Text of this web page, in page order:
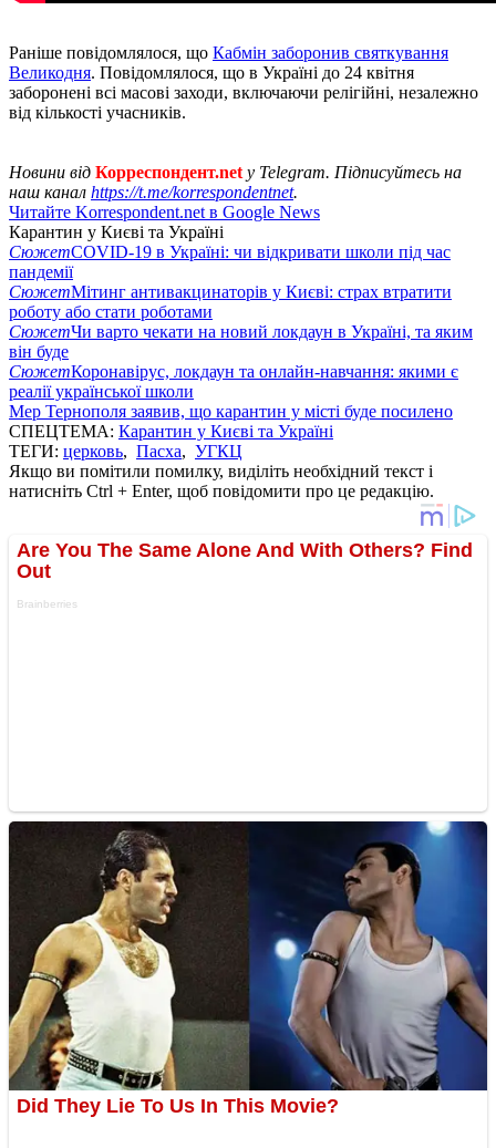
Раніше повідомлялося, що Кабмін заборонив святкування
Великодня. Повідомлялося, що в Україні до 24 квітня
заборонені всі масові заходи, включаючи релігійні, незалежно
від кількості учасників.
Новини від Корреспондент.net у Telegram. Підписуйтесь на
наш канал https://t.me/korrespondentnet.
Читайте Korrespondent.net в Google News
Карантин у Києві та Україні
СюжетCOVID-19 в Україні: чи відкривати школи під час
пандемії
СюжетМітинг антивакцинаторів у Києві: страх втратити
роботу або стати роботами
СюжетЧи варто чекати на новий локдаун в Україні, та яким
він буде
СюжетКоронавірус, локдаун та онлайн-навчання: якими є
реалії української школи
Мер Тернополя заявив, що карантин у місті буде посилено
СПЕЦТЕМА: Карантин у Києві та Україні
ТЕГИ: церковь, Пасха, УГКЦ
Якщо ви помітили помилку, виділіть необхідний текст і
натисніть Ctrl + Enter, щоб повідомити про це редакцію.